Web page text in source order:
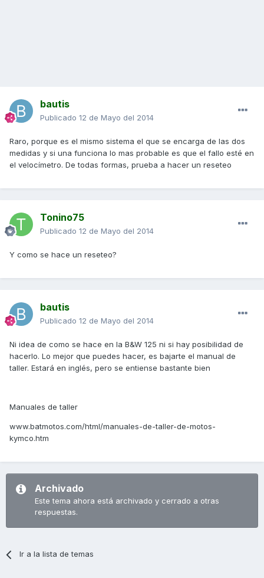
bautis
Publicado 12 de Mayo del 2014
Raro, porque es el mismo sistema el que se encarga de las dos
medidas y si una funciona lo mas probable es que el fallo esté en
el velocímetro. De todas formas, prueba a hacer un reseteo
Tonino75
Publicado 12 de Mayo del 2014
Y como se hace un reseteo?
bautis
Publicado 12 de Mayo del 2014
Ni idea de como se hace en la B&W 125 ni si hay posibilidad de
hacerlo. Lo mejor que puedes hacer, es bajarte el manual de
taller. Estará en inglés, pero se entiense bastante bien
Manuales de taller
www.batmotos.com/html/manuales-de-taller-de-motos-
kymco.htm
Archivado
Este tema ahora está archivado y cerrado a otras
respuestas.
Ir a la lista de temas